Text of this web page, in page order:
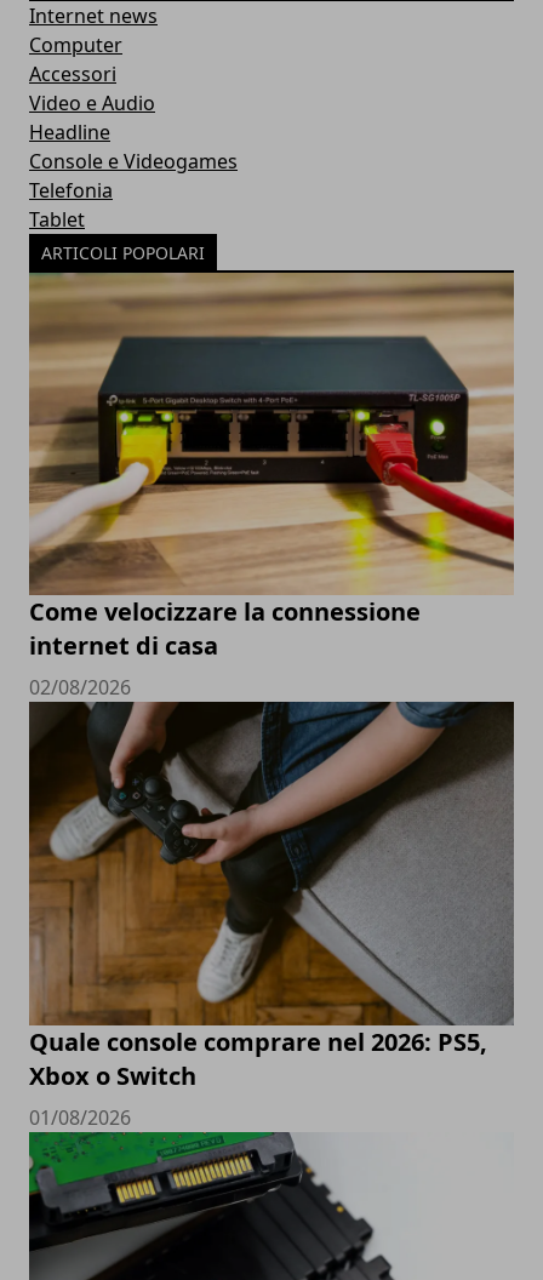
Internet news
Computer
Accessori
Video e Audio
Headline
Console e Videogames
Telefonia
Tablet
ARTICOLI POPOLARI
Come velocizzare la connessione
internet di casa
02/08/2026
Quale console comprare nel 2026: PS5,
Xbox o Switch
01/08/2026